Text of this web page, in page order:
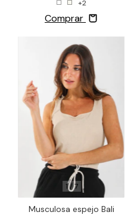
+2
Comprar
1/7
Musculosa espejo Bali